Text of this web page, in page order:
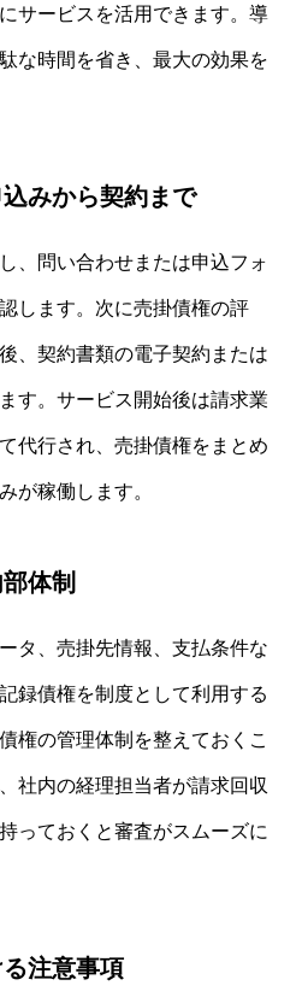
サービスを活用できます。導
な時間を省き、最大の効果を
みから契約まで
、問い合わせまたは申込フォ
します。次に売掛債権の評
、契約書類の電子契約または
す。サービス開始後は請求業
代行され、売掛債権をまとめ
が稼働します。
体制
タ、売掛先情報、支払条件な
録債権を制度として利用する
権の管理体制を整えておくこ
社内の経理担当者が請求回収
っておくと審査がスムーズに
注意事項